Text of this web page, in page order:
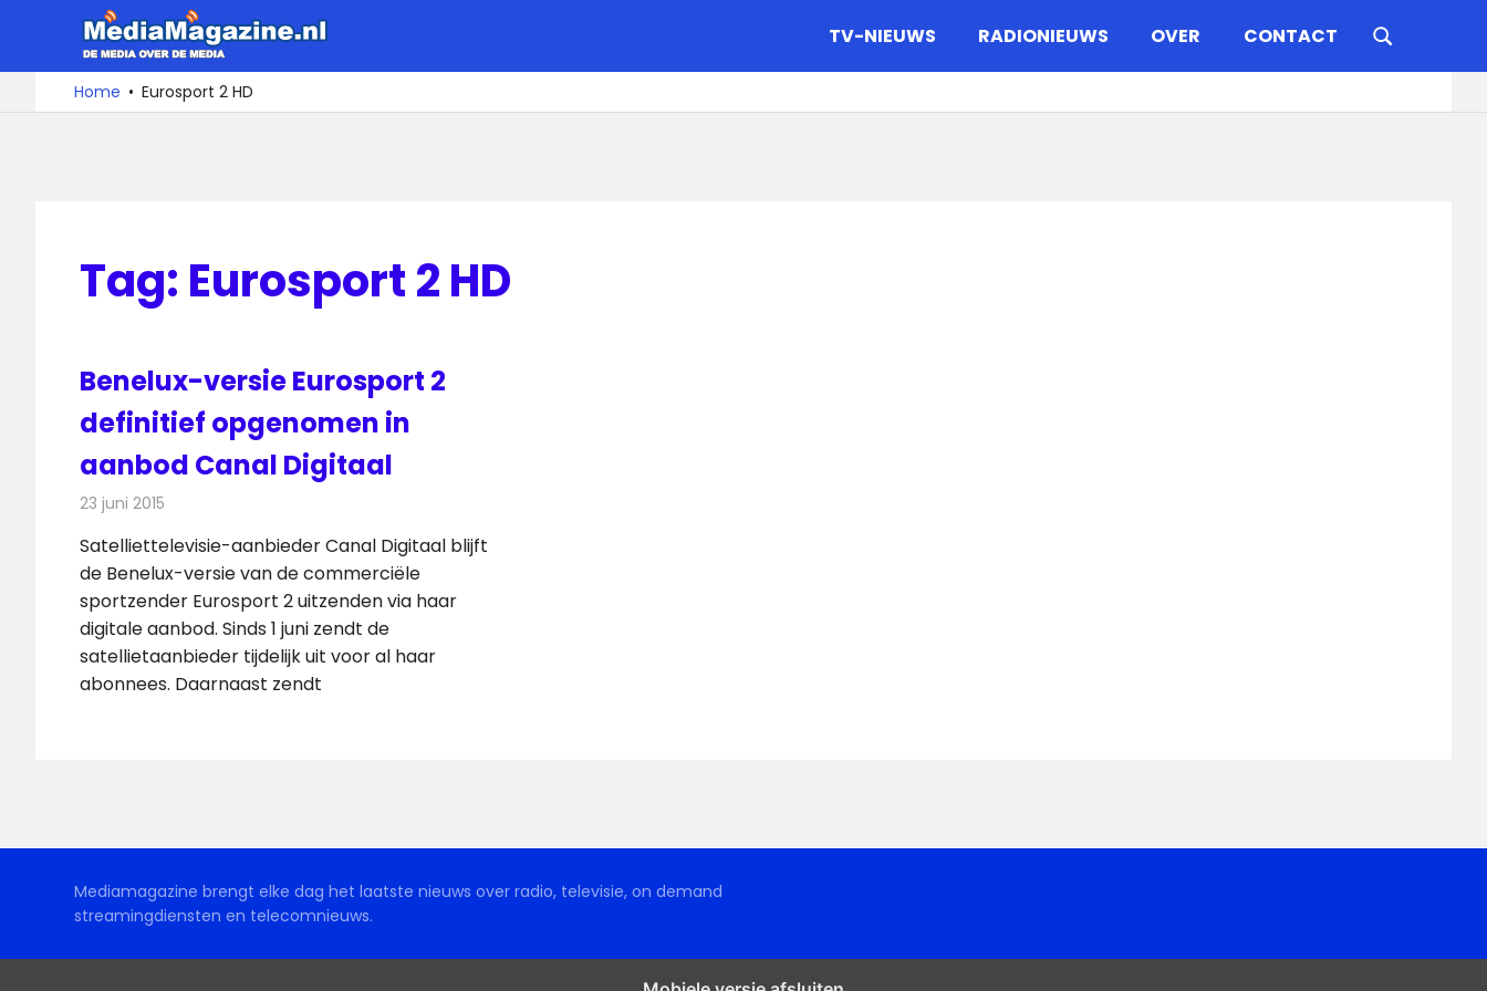
de
De
media
over
TV-NIEUWS RADIONIEUWS OVER CONTACT
Home Eurosport 2 HD
Tag: Eurosport 2 HD
Benelux-versie Eurosport 2
definitief opgenomen in
aanbod Canal Digitaal
23 juni 2015
Satelliettelevisie-aanbieder Canal Digitaal blijft
de Benelux-versie van de commerciële
sportzender Eurosport 2 uitzenden via haar
digitale aanbod. Sinds 1 juni zendt de
satellietaanbieder tijdelijk uit voor al haar
abonnees. Daarnaast zendt
Mediamagazine brengt elke dag het laatste nieuws over radio, televisie, on demand
streamingdiensten en telecomnieuws.